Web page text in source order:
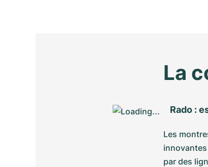
La
Rado :
Les
par des